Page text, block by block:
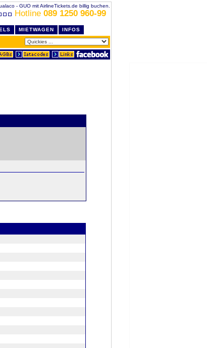
- GUO mit AirlineTickets.de billig buchen.
Hotline 089 1250 960-99
MIETWAGEN INFOS